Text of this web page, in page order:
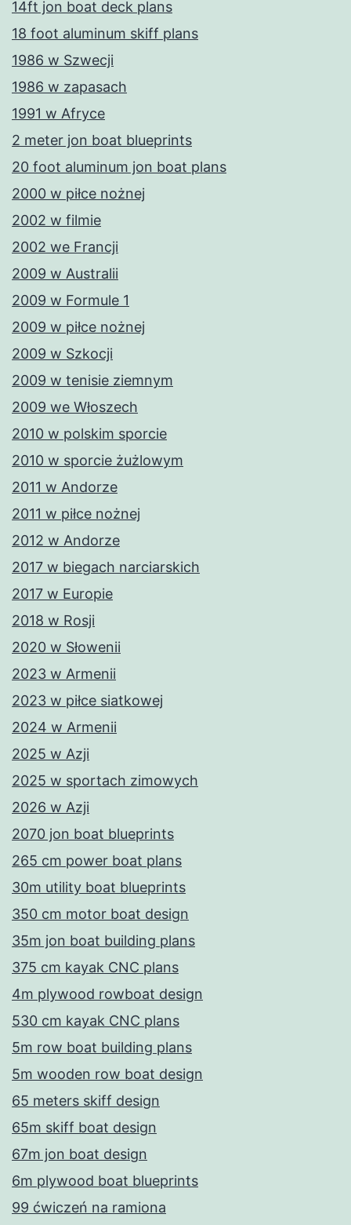
14ft jon boat deck plans
18 foot aluminum skiff plans
1986 w Szwecji
1986 w zapasach
1991 w Afryce
2 meter jon boat blueprints
20 foot aluminum jon boat plans
2000 w piłce nożnej
2002 w filmie
2002 we Francji
2009 w Australii
2009 w Formule 1
2009 w piłce nożnej
2009 w Szkocji
2009 w tenisie ziemnym
2009 we Włoszech
2010 w polskim sporcie
2010 w sporcie żużlowym
2011 w Andorze
2011 w piłce nożnej
2012 w Andorze
2017 w biegach narciarskich
2017 w Europie
2018 w Rosji
2020 w Słowenii
2023 w Armenii
2023 w piłce siatkowej
2024 w Armenii
2025 w Azji
2025 w sportach zimowych
2026 w Azji
2070 jon boat blueprints
265 cm power boat plans
30m utility boat blueprints
350 cm motor boat design
35m jon boat building plans
375 cm kayak CNC plans
4m plywood rowboat design
530 cm kayak CNC plans
5m row boat building plans
5m wooden row boat design
65 meters skiff design
65m skiff boat design
67m jon boat design
6m plywood boat blueprints
99 ćwiczeń na ramiona